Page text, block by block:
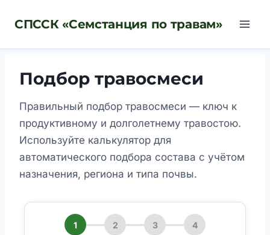
СПССК «Семстанция по травам»
Подбор травосмеси
Правильный подбор травосмеси — ключ к
продуктивному и долголетнему травостою.
Используйте калькулятор для
автоматического подбора состава с учётом
назначения, региона и типа почвы.
1 2 3 4